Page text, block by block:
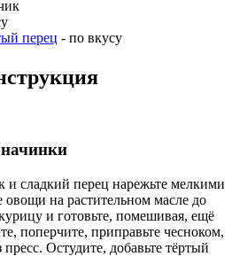
перец - по вкусу
и сладкий перец нарежьте мелкими
на растительном масле до
и готовьте, помешивая, ещё
поперчите, приправьте чесноком,
Остудите, добавьте тёртый